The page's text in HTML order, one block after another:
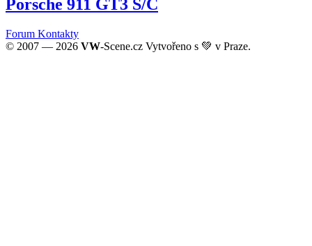
Porsche 911 GT3 S/C
Forum Kontakty
© 2007 — 2026 VW-Scene.cz Vytvořeno s 💚 v Praze.